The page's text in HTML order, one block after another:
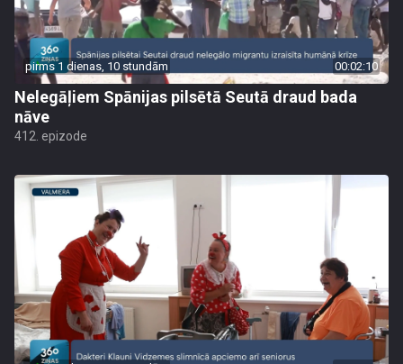
pirms 1 dienas, 10 stundām 00:02:10
Nelegāļiem Spānijas pilsētā Seutā draud bada
nāve
412. epizode